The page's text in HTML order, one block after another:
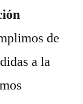
de
a la